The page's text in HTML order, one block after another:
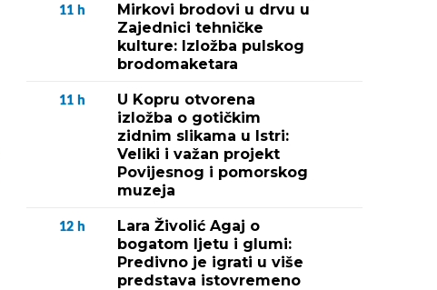
11 h
Mirkovi brodovi u drvu u
Zajednici tehničke
kulture: Izložba pulskog
brodomaketara
11 h
U Kopru otvorena
izložba o gotičkim
zidnim slikama u Istri:
Veliki i važan projekt
Povijesnog i pomorskog
muzeja
12 h
Lara Živolić Agaj o
bogatom ljetu i glumi:
Predivno je igrati u više
predstava istovremeno